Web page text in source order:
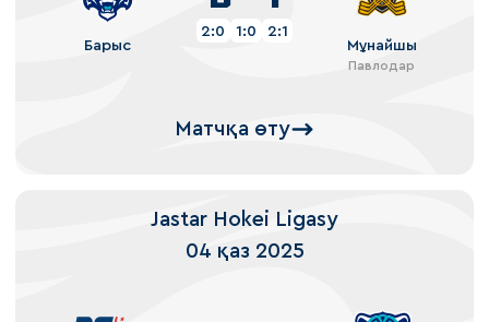
Барыс
2:0 1:0
2:1
Мұнайшы
Павлодар
Матчқа өту
Jastar Hokei Ligasy
04 қаз 2025